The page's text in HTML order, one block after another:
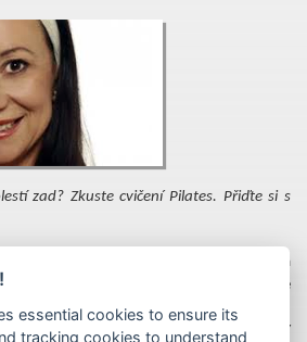
zad? Zkuste cvičení Pilates. Přiďte si s
ze tří v USA žijících přímých žáků a
jako první v Evropě
Rona Fletchera i Lolity San Miguel. PhDr.
centrum SABONGUI PILATES ACADEMY
essential cookies to ensure its
tracking cookies to understand